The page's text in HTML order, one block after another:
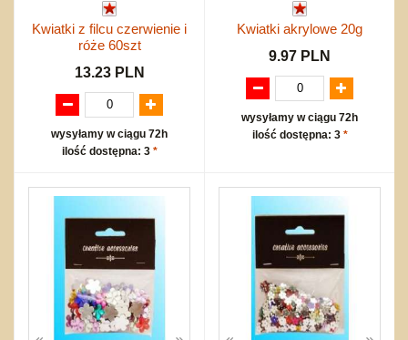
Kwiatki z filcu czerwienie i
róże 60szt
13.23 PLN
wysyłamy w ciągu 72h
ilość dostępna: 3 *
Kwiatki akrylowe 20g
9.97 PLN
wysyłamy w ciągu 72h
ilość dostępna: 3 *